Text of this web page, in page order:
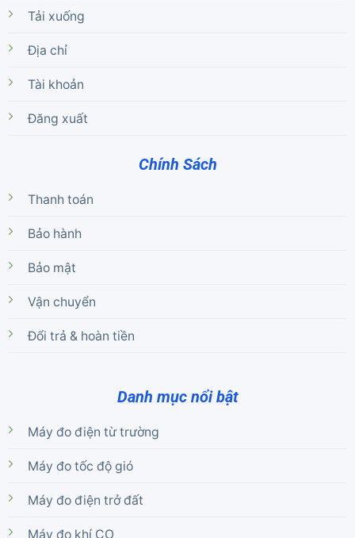
Tải xuống
Địa chỉ
Tài khoản
Đăng xuất
Chính Sách
Thanh toán
Bảo hành
Bảo mật
Vận chuyển
Đổi trả & hoàn tiền
Danh mục nổi bật
Máy đo điện từ trường
Máy đo tốc độ gió
Máy đo điện trở đất
Máy đo khí CO